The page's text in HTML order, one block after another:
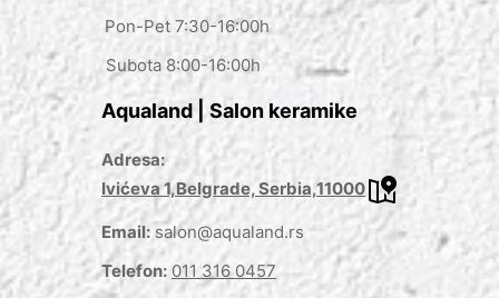
Pon-Pet 7:30-16:00h
Subota 8:00-16:00h
Aqualand | Salon keramike
Adresa:
Ivićeva 1,Belgrade, Serbia,11000
Email: salon@aqualand.rs
Telefon: 011 316 0457